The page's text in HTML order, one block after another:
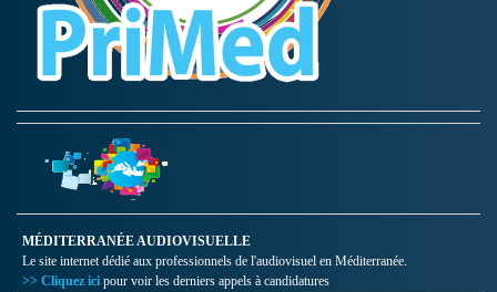
MÉDITERRANÉE AUDIOVISUELLE
Le site internet dédié aux professionnels de l'audiovisuel en Méditerranée.
>> Cliquez ici pour voir les derniers appels à candidatures